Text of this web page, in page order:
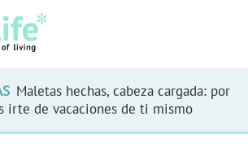
Maletas hechas, cabeza cargada: por
irte de vacaciones de ti mismo